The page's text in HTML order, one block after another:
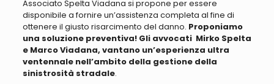
Associato Spelta Viadana si propone per essere
disponibile a fornire un’assistenza completa al fine di
ottenere il giusto risarcimento del danno. Proponiamo
una soluzione preventiva! Gli avvocati Mirko Spelta
e Marco Viadana, vantano un’esperienza ultra
ventennale nell’ambito della gestione della
sinistrosità stradale.